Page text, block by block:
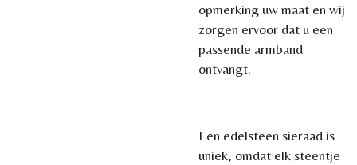
opmerking uw maat en wij
zorgen ervoor dat u een
passende armband
ontvangt.
Een edelsteen sieraad is
uniek, omdat elk steentje